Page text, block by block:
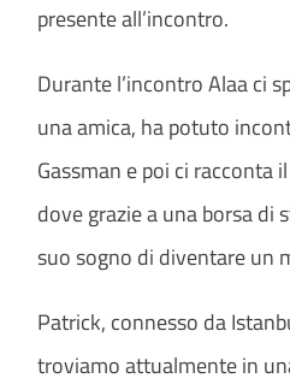
presente all’incontro.
Durante l’incontro Alaa ci
una amica, ha potuto
Gassman e poi ci racconta
dove grazie a una borsa di
suo sogno di diventare un
Patrick, connesso da
troviamo attualmente in